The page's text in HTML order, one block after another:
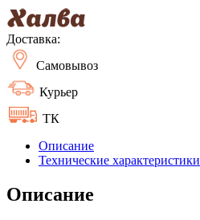
Доставка:
Самовывоз
Курьер
ТК
Описание
Технические характеристики
Описание